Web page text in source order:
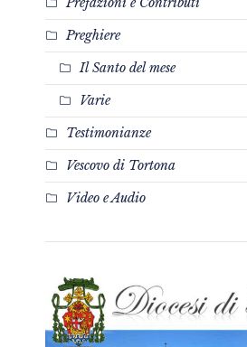
Preghiere
Il Santo del mese
Varie
Testimonianze
Vescovo di Tortona
Video e Audio